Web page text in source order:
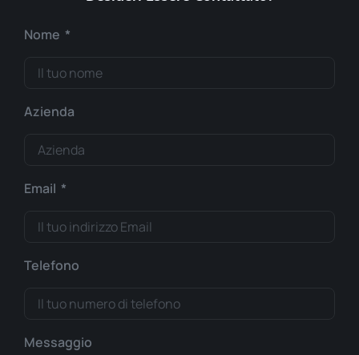
Nome
Azienda
Email
Telefono
Messaggio